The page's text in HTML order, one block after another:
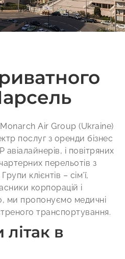
Monarch Air Group (Ukraine)
послуг з оренди бізнес
авіалайнерів, і повітряних
перельотів з
клієнтів – сім’ї,
корпорацій і
ми пропонуємо медичні
транспортування.
в